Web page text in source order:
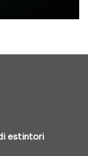
estintori